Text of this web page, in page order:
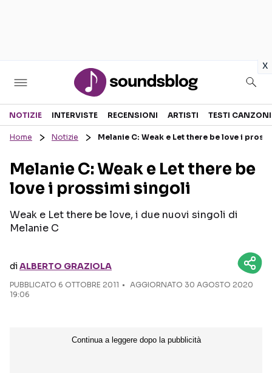
x
Sezioni
RECENSIONI MUSICALI
INTERVISTE
GOSSIP E CURIOSITÀ
TESTI CANZONI
TOUR ED EVENTI
TALENT SHOW
NOTIZIE INTERVISTE RECENSIONI ARTISTI TESTI CANZONI
Home Notizie Melanie C: Weak e Let there be love i
Melanie C: Weak e Let there be
love i prossimi singoli
Weak e Let there be love, i due nuovi singoli di
Melanie C
diALBERTO GRAZIOLA
PUBBLICATO 6 OTTOBRE 2011
AGGIORNATO 30 AGOSTO 2020
19:06